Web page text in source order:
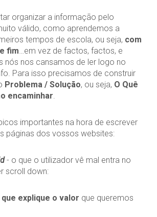
organizar a informação pelo
válido, como aprendemos a
tempos de escola, ou seja, com
fim…em vez de factos, factos, e
nós nos cansamos de ler logo no
Para isso precisamos de construir
Problema / Solução, ou seja, O Quê
encaminhar.
importantes na hora de escrever
páginas dos vossos websites:
- o que o utilizador vê mal entra no
scroll down:
explique o valor que queremos